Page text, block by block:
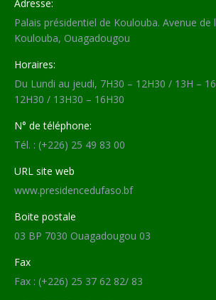
Adresse:
Palais présidentiel de Koulouba. Avenue de
Koulouba, Ouagadougou
Horaires:
Du Lundi au jeudi, 7H30 – 12H30 / 13H –
12H30 / 13H30 – 16H30
N° de téléphone:
Tél. : (+226) 25 49 83 00
URL site web
www.presidencedufaso.bf
Boite postale
03 BP 7030 Ouagadougou 03
Fax
Fax : (+226) 25 37 62 82/ 83